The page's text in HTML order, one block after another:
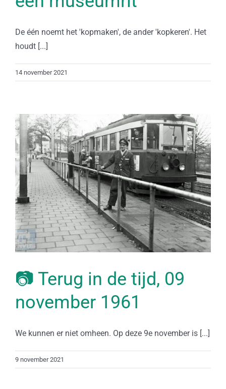
De één noemt het 'kopmaken', de ander 'kopkeren'. Het
houdt [...]
14 november 2021
📷 Terug in de tijd, 09
november 1961
We kunnen er niet omheen. Op deze 9e november is [...]
9 november 2021